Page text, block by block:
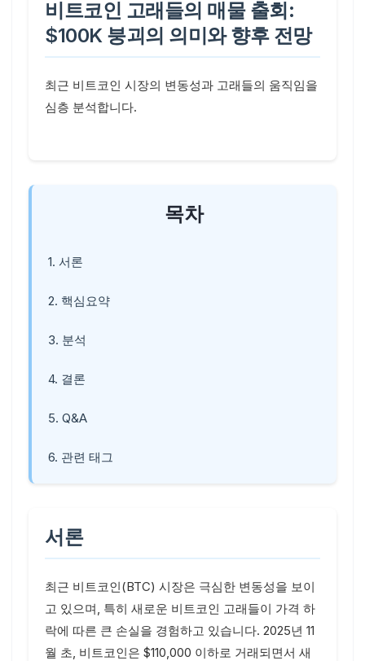
비트코인 고래들의 매물 출회:
$100K 붕괴의 의미와 향후 전망
최근 비트코인 시장의 변동성과 고래들의 움직임을
심층 분석합니다.
목차
1. 서론
2. 핵심요약
3. 분석
4. 결론
5. Q&A
6. 관련 태그
서론
최근 비트코인(BTC) 시장은 극심한 변동성을 보이
고 있으며, 특히 새로운 비트코인 고래들이 가격 하
락에 따른 큰 손실을 경험하고 있습니다. 2025년 11
월 초, 비트코인은 $110,000 이하로 거래되면서 새